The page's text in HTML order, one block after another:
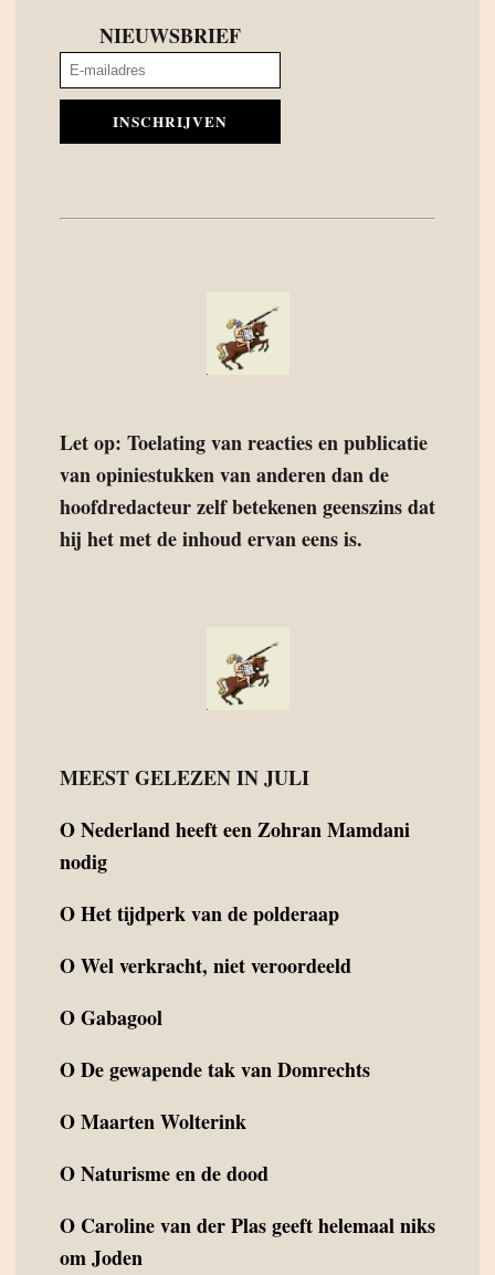
NIEUWSBRIEF
INSCHRIJVEN
Let op: Toelating van reacties en publicatie
van opiniestukken van anderen dan de
hoofdredacteur zelf betekenen geenszins dat
hij het met de inhoud ervan eens is.
MEEST GELEZEN IN JULI
ONederland heeft een Zohran Mamdani
nodig
OHet tijdperk van de polderaap
OWel verkracht, niet veroordeeld
OGabagool
ODe gewapende tak van Domrechts
OMaarten Wolterink
ONaturisme en de dood
O Caroline van der Plas geeft helemaal niks
om Joden